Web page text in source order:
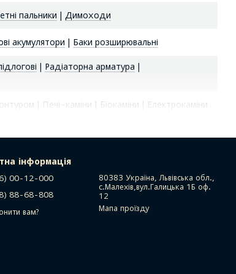
пальники | Димоходи
акумулятори | Баки розширювальні
| Радіаторна арматура |
| Печі-каміни | Біокаміни | Електрокаміни
інформація
00-12-000
88-68-808
вам?
80383 Україна, Львівська обл.,
с.Малехів,вул.Галицька 1Б оф.
12
Мапа проїзду